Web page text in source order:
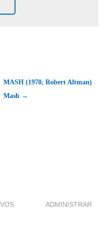
MASH (1970, Robert Altman)
Mash →
ADMINISTRAR